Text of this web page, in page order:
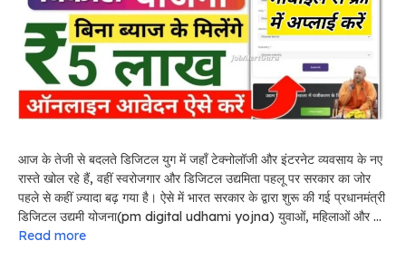
आज के तेजी से बदलते डिजिटल युग में जहाँ टेक्नोलॉजी और इंटरनेट व्यवसाय के नए
रास्ते खोल रहे हैं, वहीं स्वरोजगार और डिजिटल उद्यमिता पहलू पर सरकार का जोर
पहले से कहीं ज़्यादा बढ़ गया है। ऐसे में भारत सरकार के द्वारा शुरू की गई प्रधानमंत्री
डिजिटल उद्यमी योजना(pm digital udhami yojna) युवाओं, महिलाओं और …
Read more